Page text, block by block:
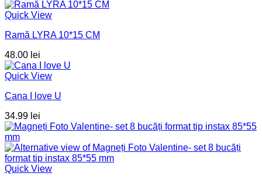
Quick View
Ramă LYRA 10*15 CM
48.00 lei
Quick View
Cana I love U
34.99 lei
Quick View